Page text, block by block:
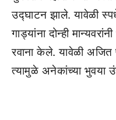
उद्घाटन झाले. यावेळी
गाड्यांना दोन्ही
रवाना केले. यावेळी अजित
त्यामुळे अनेकांच्या भुवया